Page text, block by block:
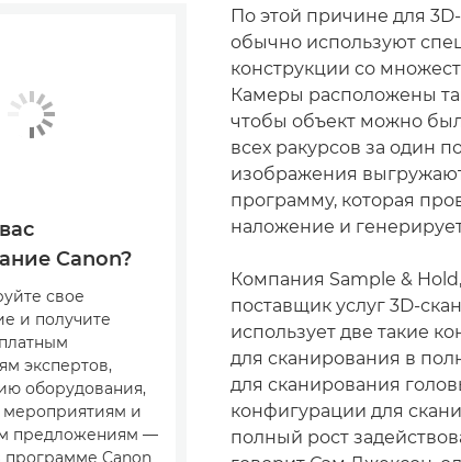
По этой причине для
обычно используют
конструкции со
Камеры расположены
чтобы объект можно
всех ракурсов за один
изображения
программу, которая
наложение и
Компания Sample &
поставщик услуг 3D-
использует две такие
для сканирования в
для сканирования
конфигурации для
полный рост
Canon?
свое
и получите
экспертов,
оборудования,
и
предложениям —
программе Canon